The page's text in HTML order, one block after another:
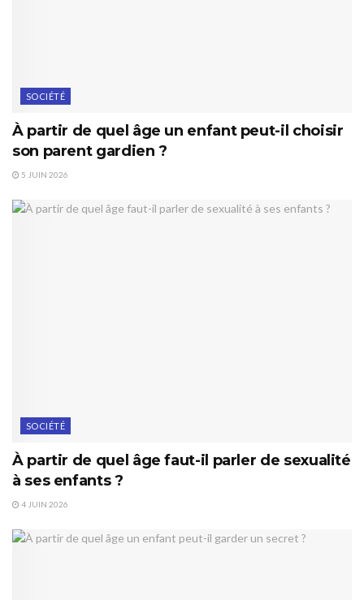
SOCIÉTÉ
À partir de quel âge un enfant peut-il choisir
son parent gardien ?
5 JUIN 2026
SOCIÉTÉ
À partir de quel âge faut-il parler de sexualité
à ses enfants ?
4 JUIN 2026